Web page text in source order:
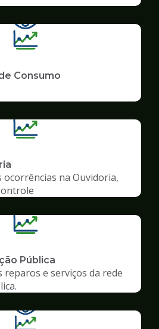
Consumo
ocorrências na Ouvidoria,
Pública
reparos e serviços da rede
Ilustração